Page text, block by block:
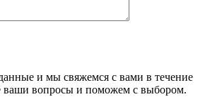
и мы свяжемся с вами в течение
ваши вопросы и поможем с выбором.